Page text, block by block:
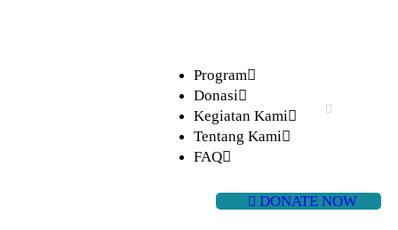
Program
Donasi
Kegiatan Kami
Tentang Kami
FAQ
DONATE NOW